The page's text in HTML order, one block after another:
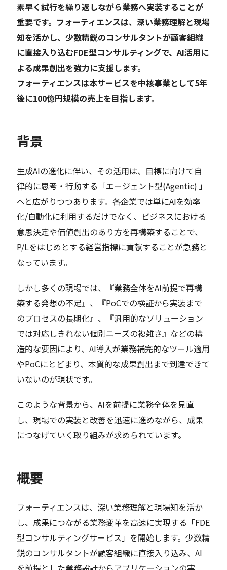
素早く試行を繰り返しながら業務へ実装することが
重要です。フォーティエンスは、深い業務理解と現場
知を活かし、少数精鋭のコンサルタントが顧客組織
に直接入り込むFDE型コンサルティングで、AI活用に
よる成果創出を強力に支援します。
フォーティエンスは本サービスを中核事業として5年
後に100億円規模の売上を目指します。
背景
生成AIの進化に伴い、その活用は、目標に向けて自
律的に思考・行動する「エージェント型(Agentic) 」
へと広がりつつあります。各企業では単にAIを効率
化/自動化に利用するだけでなく、ビジネスにおける
意思決定や価値創出のあり方を再構築することで、
P/Lをはじめとする経営指標に貢献することが急務と
なっています。
しかし多くの現場では、『業務全体をAI前提で再構
築する発想の不足』、『PoCでの検証から実装まで
のプロセスの長期化』、『汎用的なソリューション
では対応しきれない個別ニーズの複雑さ』などの構
造的な要因により、AI導入が業務補完的なツール適用
やPoCにとどまり、本質的な成果創出まで到達できて
いないのが現状です。
このような背景から、AIを前提に業務全体を見直
し、現場での実装と改善を迅速に進めながら、成果
につなげていく取り組みが求められています。
概要
フォーティエンスは、深い業務理解と現場知を活か
し、成果につながる業務変革を高速に実現する「FDE
型コンサルティングサービス」を開始します。少数精
鋭のコンサルタントが顧客組織に直接入り込み、AI